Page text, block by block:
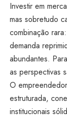
Investir em
mas sobretudo
combinação
demanda
abundantes.
as perspectivas
O
estruturada,
institucionais